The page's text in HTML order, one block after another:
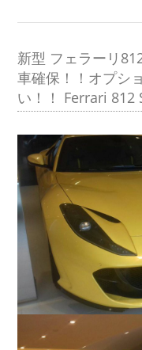
新型 フェラーリ
車確保！！オプシ
い！！ Ferrari 812